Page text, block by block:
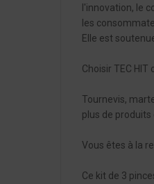
l'innovation, le
les
Elle est
Choisir TEC
Tournevis,
plus de
Vous êtes à la
Ce kit de 3